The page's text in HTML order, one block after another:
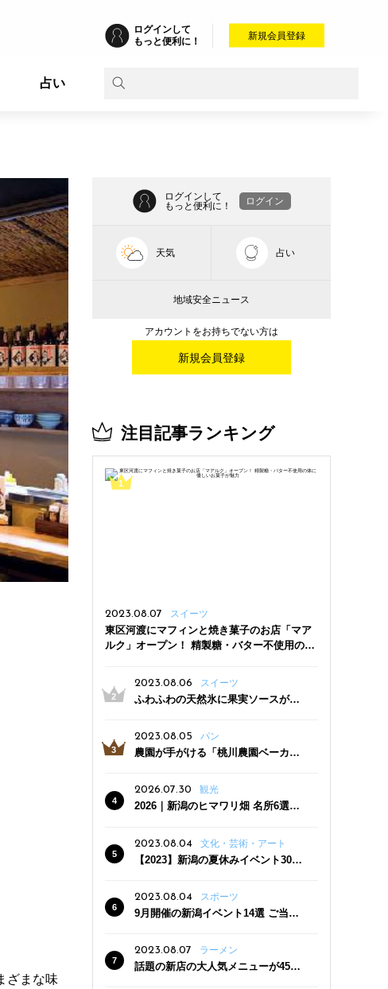
ログインして
もっと便利に！
新規会員登録
占い
ざまな味
ログインして
もっと便利に！
ログイン
天気 占い
地域安全ニュース
アカウントをお持ちでない方は
新規会員登録
注目記事ランキング
2023.08.07 スイーツ
東区河渡にマフィンと焼き菓子のお店「マア
ルク」オープン！ 精製糖・バター不使用の体
2023.08.06
スイーツ
ふわふわの天然氷に果実ソースがた
三条駅近くにオープン
2023.08.05 パン
農園が手がける「桃川農園ベーカリ
った焼きたてパンのほか、ジェラー
トやスムージーも
2026.07.30 観光
2026｜新潟のヒマワリ畑 名所6選
2023.08.04
文化・芸術・アート
【2023】新潟の夏休みイベント30
2023.08.04
スポーツ
9月開催の新潟イベント14選 ご当地
2023.08.07 ラーメン
話題の新店の大人気メニューが450